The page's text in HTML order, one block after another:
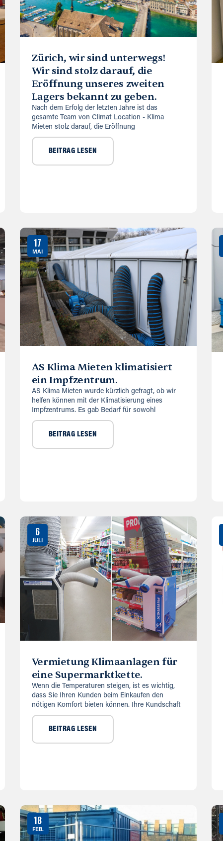
Zürich, wir sind unterwegs!
Wir sind stolz darauf, die
Eröffnung unseres zweiten
Lagers bekannt zu geben.
Nach dem Erfolg der letzten Jahre ist das
gesamte Team von Climat Location - Klima
Mieten stolz darauf, die Eröffnung
BEITRAG LESEN
17
MAI
AS Klima Mieten klimatisiert
ein Impfzentrum.
AS Klima Mieten wurde kürzlich gefragt, ob wir
helfen können mit der Klimatisierung eines
Impfzentrums. Es gab Bedarf für sowohl
BEITRAG LESEN
6
JULI
Vermietung Klimaanlagen für
eine Supermarktkette.
Wenn die Temperaturen steigen, ist es wichtig,
dass Sie Ihren Kunden beim Einkaufen den
nötigen Komfort bieten können. Ihre Kundschaft
BEITRAG LESEN
18
FEB.